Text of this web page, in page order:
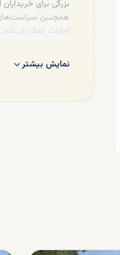
بزرگی برای
همچنین سیاست‌های
امارات کمک می‌کند،
گسترده‌ای از
شما قرار می‌دهد تا
قیمت خرید
نمایش بیشتر